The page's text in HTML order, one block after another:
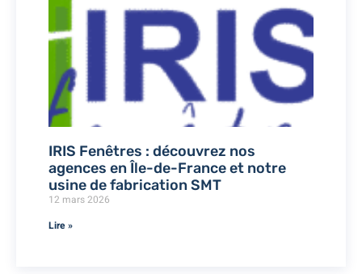
IRIS Fenêtres : découvrez nos
agences en Île-de-France et notre
usine de fabrication SMT
12 mars 2026
Lire »